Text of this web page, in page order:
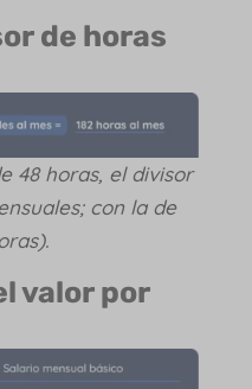
de horas
48 horas, el divisor
con la de
valor por